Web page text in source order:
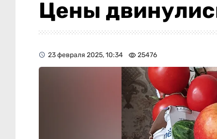
Цены
23 февраля 2025, 10:34 25476